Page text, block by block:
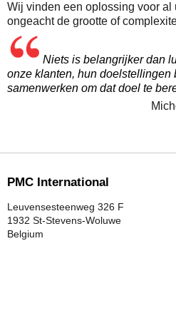
Wij vinden een oplossing voor al
ongeacht de grootte of
Niets is belangrijker dan
onze klanten, hun doelstellingen
samenwerken om dat doel te
PMC International
Leuvensesteenweg 326 F
1932 St-Stevens-Woluwe
Belgium